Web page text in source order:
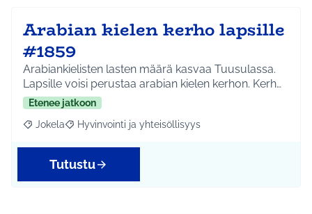
Arabian kielen kerho lapsille
#1859
Arabiankielisten lasten määrä kasvaa Tuusulassa.
Lapsille voisi perustaa arabian kielen kerhon. Kerh…
Etenee jatkoon
Rajaa tulokset aihepiirin mukaan: Jokela
Jokela Rajaa tulokset teeman mukaan: Hyvinvointi ja
Hyvinvointi ja yhteisöllisyys
Tutustu